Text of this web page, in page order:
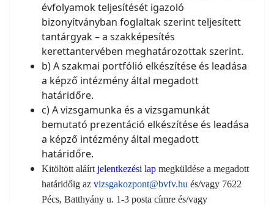
évfolyamok teljesítését igazoló
bizonyítványban foglaltak szerint teljesített
tantárgyak – a szakképesítés
kerettantervében meghatározottak szerint.
b) A szakmai portfólió elkészítése és leadása
a képző intézmény által megadott
határidőre.
c) A vizsgamunka és a vizsgamunkát
bemutató prezentáció elkészítése és leadása
a képző intézmény által megadott
határidőre.
Kitöltött aláírt jelentkezési lap megküldése a megadott
határidőig az vizsgakozpont@bvfv.hu és/vagy 7622
Pécs, Batthyány u. 1-3 posta címre és/vagy